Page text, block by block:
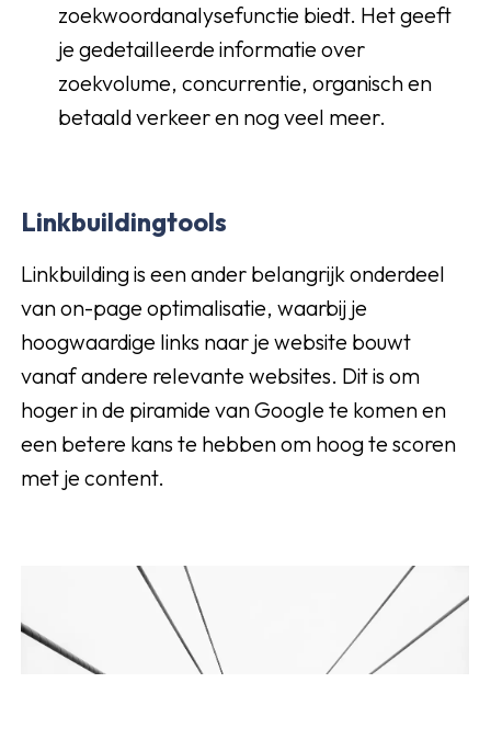
zoekwoordanalysefunctie biedt. Het geeft
je gedetailleerde informatie over
zoekvolume, concurrentie, organisch en
betaald verkeer en nog veel meer.
Linkbuildingtools
Linkbuilding is een ander belangrijk onderdeel
van on-page optimalisatie, waarbij je
hoogwaardige links naar je website bouwt
vanaf andere relevante websites. Dit is om
hoger in de piramide van Google te komen en
een betere kans te hebben om hoog te scoren
met je content.